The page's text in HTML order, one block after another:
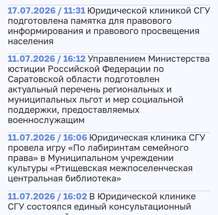
17.07.2026 / 11:31 Юридической клиникой СГУ
подготовлена памятка для правового
информирования и правового просвещения
населения
11.07.2026 / 16:12Управлением Министерства
юстиции Российской Федерации по
Саратовской области подготовлен
актуальный перечень региональных и
муниципальных льгот и мер социальной
поддержки, предоставляемых
военнослужащим
11.07.2026 / 16:06 Юридическая клиника СГУ
провела игру «По лабиринтам семейного
права» в Муниципальном учреждении
культуры «Ртищевская межпоселенческая
центральная библиотека»
11.07.2026 / 16:02 В Юридической клинике
СГУ состоялся единый консультационный